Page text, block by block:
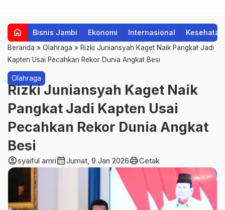
home Bisnis Jambi Ekonomi Internasional Kesehatan
Beranda » Olahraga » Rizki Juniansyah Kaget Naik Pangkat Jadi
Kapten Usai Pecahkan Rekor Dunia Angkat Besi
Olahraga
Rizki Juniansyah Kaget Naik
Pangkat Jadi Kapten Usai
Pecahkan Rekor Dunia Angkat
Besi
account_circlesyaiful amricalendar_monthJumat, 9 Jan 2026printCetak